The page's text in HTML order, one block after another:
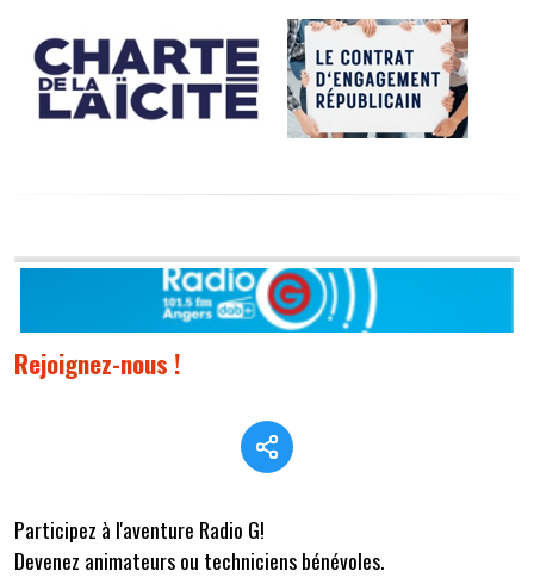
Rejoignez-nous !
Participez à l'aventure Radio G!
Devenez animateurs ou techniciens bénévoles.